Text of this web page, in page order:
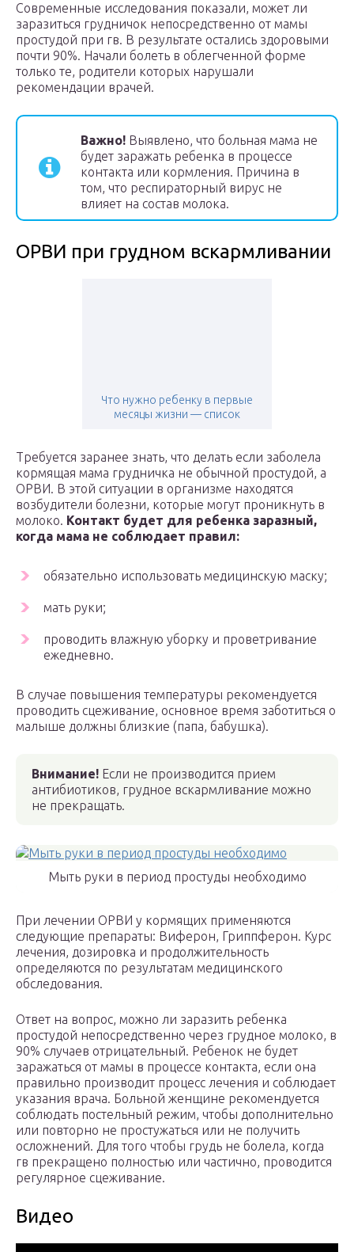
Современные исследования показали, может ли
заразиться грудничок непосредственно от мамы
простудой при гв. В результате остались здоровыми
почти 90%. Начали болеть в облегченной форме
только те, родители которых нарушали
рекомендации врачей.
Важно! Выявлено, что больная мама не
будет заражать ребенка в процессе
контакта или кормления. Причина в
том, что респираторный вирус не
влияет на состав молока.
ОРВИ при грудном вскармливании
Что нужно ребенку в первые
месяцы жизни — список
Требуется заранее знать, что делать если заболела
кормящая мама грудничка не обычной простудой, а
ОРВИ. В этой ситуации в организме находятся
возбудители болезни, которые могут проникнуть в
молоко. Контакт будет для ребенка заразный,
когда мама не соблюдает правил:
обязательно использовать медицинскую маску;
мать руки;
проводить влажную уборку и проветривание
ежедневно.
В случае повышения температуры рекомендуется
проводить сцеживание, основное время заботиться о
малыше должны близкие (папа, бабушка).
Внимание! Если не производится прием
антибиотиков, грудное вскармливание можно
не прекращать.
Мыть руки в период простуды необходимо
При лечении ОРВИ у кормящих применяются
следующие препараты: Виферон, Гриппферон. Курс
лечения, дозировка и продолжительность
определяются по результатам медицинского
обследования.
Ответ на вопрос, можно ли заразить ребенка
простудой непосредственно через грудное молоко, в
90% случаев отрицательный. Ребенок не будет
заражаться от мамы в процессе контакта, если она
правильно производит процесс лечения и соблюдает
указания врача. Больной женщине рекомендуется
соблюдать постельный режим, чтобы дополнительно
или повторно не простужаться или не получить
осложнений. Для того чтобы грудь не болела, когда
гв прекращено полностью или частично, проводится
регулярное сцеживание.
Видео